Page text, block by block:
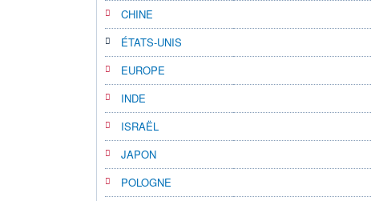
CHINE
ÉTATS-UNIS
EUROPE
INDE
ISRAËL
JAPON
POLOGNE